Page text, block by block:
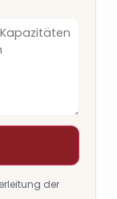
der